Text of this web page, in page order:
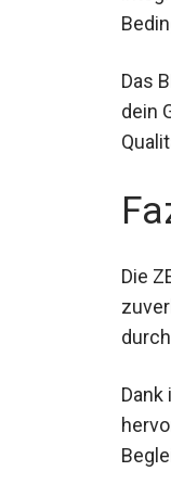
Das
Die
eine